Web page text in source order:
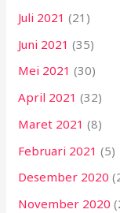
Juli 2021 (21)
Juni 2021 (35)
Mei 2021 (30)
April 2021 (32)
Maret 2021 (8)
Februari 2021 (5)
Desember 2020
November 2020